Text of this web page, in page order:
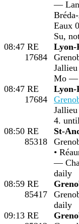
—
Eaux
Su,
08:47 RE
17684
Lyon-
Mo —
08:47 RE
17684
Lyon-
4.
08:50 RE
85318
St-
•
—
daily
08:59 RE
85417
daily
09:13 RE